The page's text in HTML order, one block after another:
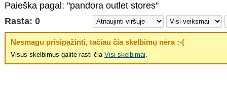
Paieška pagal: "pandora outlet stores"
Rasta: 0
Nesmagu prisipažinti, tačiau čia skelbimų nėra :-(
Visus skelbimus galite rasti čia Visi skelbimai.